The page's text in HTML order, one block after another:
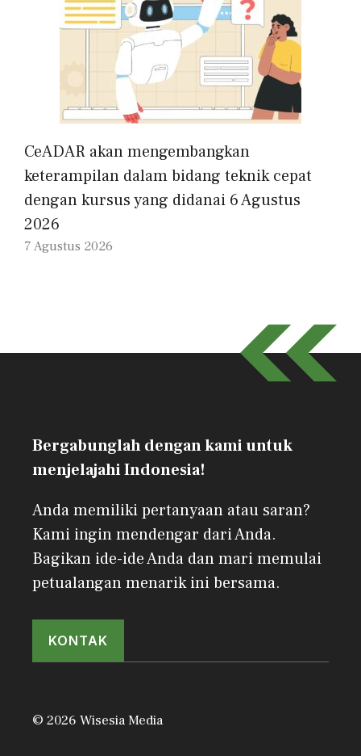
CeADAR akan mengembangkan
keterampilan dalam bidang teknik cepat
dengan kursus yang didanai 6 Agustus
2026
7 Agustus 2026
Bergabunglah dengan kami untuk
menjelajahi Indonesia!
Anda memiliki pertanyaan atau saran?
Kami ingin mendengar dari Anda.
Bagikan ide-ide Anda dan mari memulai
petualangan menarik ini bersama.
KONTAK
© 2026 Wisesia Media